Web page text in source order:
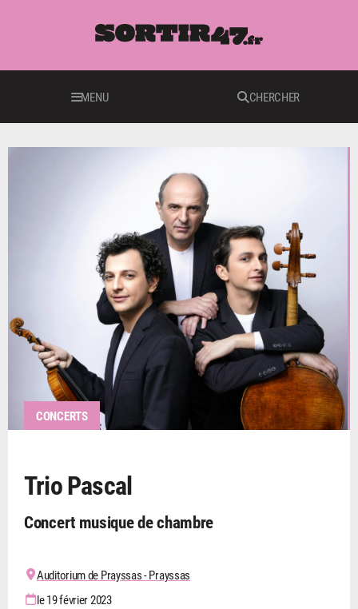
MENU CHERCHER
CONCERTS
Trio Pascal
Concert musique de chambre
Auditorium de Prayssas - Prayssas
le 19 février 2023